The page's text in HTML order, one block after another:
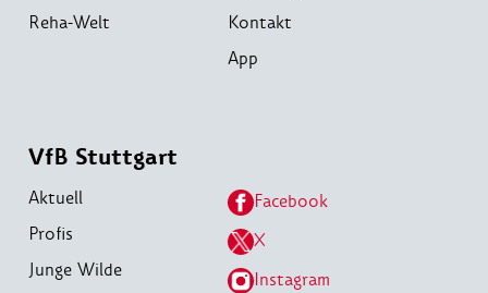
Reha-Welt
Kontakt
App
VfB Stuttgart
Aktuell
Profis
Junge Wilde
Facebook
X
Instagram